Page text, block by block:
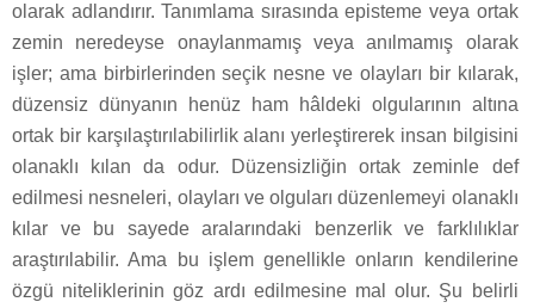
olarak adlandırır. Tanımlama sırasında episteme veya ortak
zemin neredeyse onaylanmamış veya anılmamış olarak
işler; ama birbirlerinden seçik nesne ve olayları bir kılarak,
düzensiz dünyanın henüz ham hâldeki olgularının altına
ortak bir karşılaştırılabilirlik alanı yerleştirerek insan bilgisini
olanaklı kılan da odur. Düzensizliğin ortak zeminle def
edilmesi nesneleri, olayları ve olguları düzenlemeyi olanaklı
kılar ve bu sayede aralarındaki benzerlik ve farklılıklar
araştırılabilir. Ama bu işlem genellikle onların kendilerine
özgü niteliklerinin göz ardı edilmesine mal olur. Şu belirli